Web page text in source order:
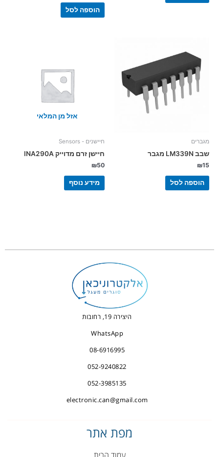
הוספה לסל
מגברים
שבב LM339N מגבר
₪15
הוספה לסל
אזל מן המלאי
חיישנים - Sensors
חיישן זרם מדוייק INA290A
₪50
מידע נוסף
היצירה 19, רחובות
WhatsApp
08-6916995
052-9240822
052-3985135
electronic.can@gmail.com
מפת אתר